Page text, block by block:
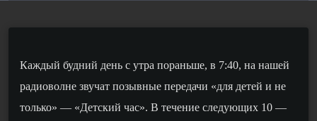
Каждый будний день с утра пораньше, в 7:40, на нашей
радиоволне звучат позывные передачи «для детей и не
только» — «Детский час». В течение следующих 10 —